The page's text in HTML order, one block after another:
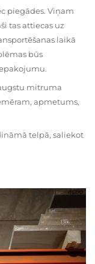
piegādes. Viņam
tas attiecas uz
laikā
būs
mitruma
apmetums,
telpā, saliekot